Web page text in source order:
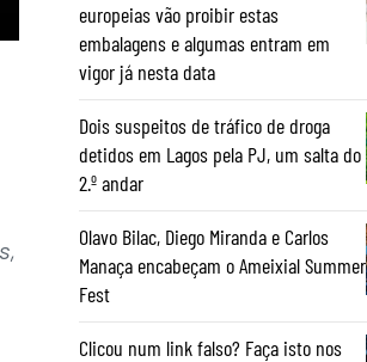
europeias vão proibir estas
embalagens e algumas entram em
vigor já nesta data
Dois suspeitos de tráfico de droga
detidos em Lagos pela PJ, um salta do
2.º andar
Olavo Bilac, Diego Miranda e Carlos
Manaça encabeçam o Ameixial Summer
Fest
Clicou num link falso? Faça isto nos